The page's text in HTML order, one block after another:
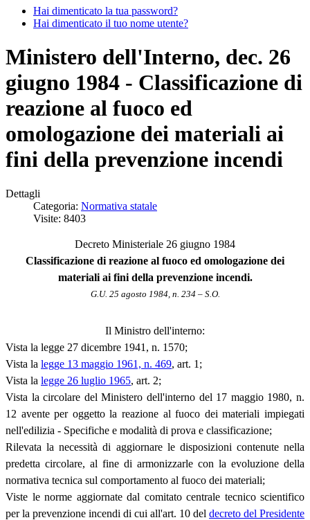
Hai dimenticato la tua password?
Hai dimenticato il tuo nome utente?
Ministero dell'Interno, dec. 26
giugno 1984 - Classificazione di
reazione al fuoco ed
omologazione dei materiali ai
fini della prevenzione incendi
Dettagli
Categoria: Normativa statale
Visite: 8403
Decreto Ministeriale 26 giugno 1984
Classificazione di reazione al fuoco ed omologazione dei
materiali ai fini della prevenzione incendi.
G.U. 25 agosto 1984, n. 234 – S.O.
Il Ministro dell'interno:
Vista la legge 27 dicembre 1941, n. 1570;
Vista la legge 13 maggio 1961, n. 469, art. 1;
Vista la legge 26 luglio 1965, art. 2;
Vista la circolare del Ministero dell'interno del 17 maggio 1980, n.
12 avente per oggetto la reazione al fuoco dei materiali impiegati
nell'edilizia - Specifiche e modalità di prova e classificazione;
Rilevata la necessità di aggiornare le disposizioni contenute nella
predetta circolare, al fine di armonizzarle con la evoluzione della
normativa tecnica sul comportamento al fuoco dei materiali;
Viste le norme aggiornate dal comitato centrale tecnico scientifico
per la prevenzione incendi di cui all'art. 10 del decreto del Presidente